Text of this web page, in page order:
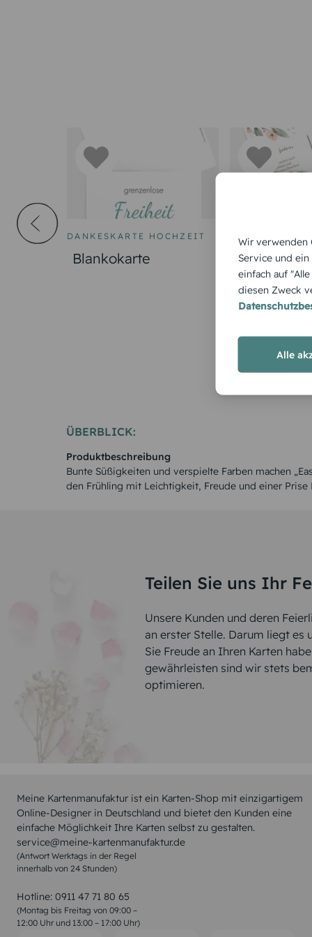
DANKESKARTE HOCHZEIT
Blankokarte
OSTERKARTE
Osterkarte
ÜBERBLICK:
Produktbeschreibung
Bunte Süßigkeiten und verspielte Farben machen
den Frühling mit Leichtigkeit, Freude und einer Prise
Teilen Sie uns Ihr
Unsere Kunden und deren
an erster Stelle. Darum liegt es
Sie Freude an Ihren Karten
gewährleisten sind wir stets
optimieren.
Meine Kartenmanufaktur ist ein Karten-Shop mit einzigartigem
Online-Designer in Deutschland und bietet den Kunden eine
einfache Möglichkeit Ihre Karten selbst zu gestalten.
service@meine-kartenmanufaktur.de
(Antwort Werktags in der Regel
innerhalb von 24 Stunden)
Hotline: 0911 47 71 80 65
(Montag bis Freitag von 09:00 –
12:00 Uhr und 13:00 – 17:00 Uhr)
Wir verwenden
Service und
einfach auf
diesen Zweck
Alle